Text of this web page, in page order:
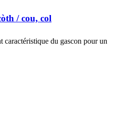
/ cou, col
caractéristique du gascon pour un